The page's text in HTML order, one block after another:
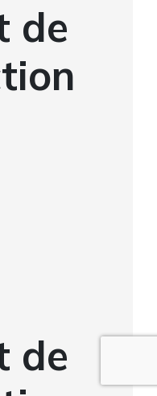
de
de